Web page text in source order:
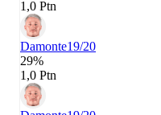
1,0 Ptn
Damonte19/20
29%
1,0 Ptn